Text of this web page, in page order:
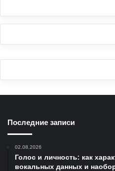
Последние записи
02.08.2026
Голос и личность: как
вокальных данных и